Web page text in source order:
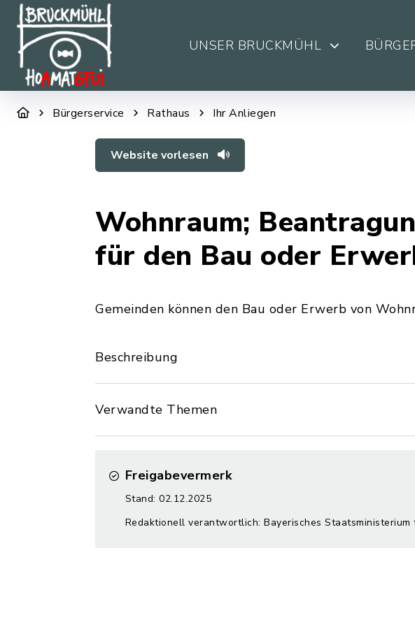
UNSER BRUCKMÜHL
Bürgerservice Rathaus Ihr Anliegen
Website vorlesen
Wohnraum;
für den Bau oder
Gemeinden können den Bau oder Erwerb von
Beschreibung
Verwandte Themen
Freigabevermerk
Stand: 02.12.2025
Redaktionell verantwortlich: Bayerisches